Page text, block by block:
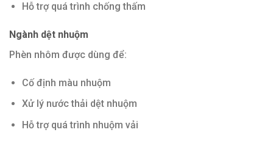
Hỗ trợ quá trình chống thấm
Ngành dệt nhuộm
Phèn nhôm được dùng để:
Cố định màu nhuộm
Xử lý nước thải dệt nhuộm
Hỗ trợ quá trình nhuộm vải